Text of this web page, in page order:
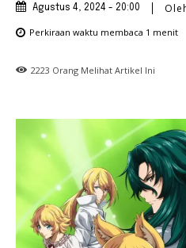
Agustus 4, 2024 - 20:00
Perkiraan waktu membaca 1 menit
2223 Orang Melihat Artikel Ini